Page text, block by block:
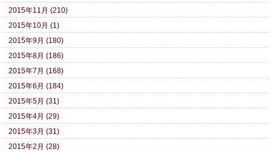
2015年11月 (210)
2015年10月 (1)
2015年9月 (180)
2015年8月 (186)
2015年7月 (168)
2015年6月 (184)
2015年5月 (31)
2015年4月 (29)
2015年3月 (31)
2015年2月 (28)